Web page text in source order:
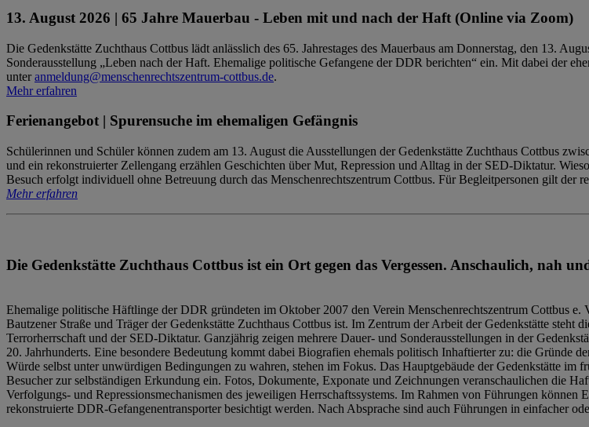
13. August 2026 | 65 Jahre Mauerbau - Leben mit und nach der Haft (Online via Zoom)
Die Gedenkstätte Zuchthaus Cottbus lädt anlässlich des 65. Jahrestages des Mauerbaus am Donnerstag, den 13.
Sonderausstellung „Leben nach der Haft. Ehemalige politische Gefangene der DDR berichten“ ein. Mit dabei der
unteranmeldung@menschenrechtszentrum-cottbus.de.
Mehr erfahren
Ferienangebot | Spurensuche im ehemaligen Gefängnis
Schülerinnen und Schüler können zudem am 13. August die Ausstellungen der Gedenkstätte Zuchthaus Cottbus
und ein rekonstruierter Zellengang erzählen Geschichten über Mut, Repression und Alltag in der SED-Diktatur.
Besuch erfolgt individuell ohne Betreuung durch das Menschenrechtszentrum Cottbus. Für Begleitpersonen gilt der
Mehr erfahren
Die Gedenkstätte Zuchthaus Cottbus ist ein Ort gegen das Vergessen. Anschaulich, nah
Ehemalige politische Häftlinge der DDR gründeten im Oktober 2007 den Verein Menschenrechtszentrum Cottbus
Bautzener Straße und Träger der Gedenkstätte Zuchthaus Cottbus ist. Im Zentrum der Arbeit der Gedenkstätte
Terrorherrschaft und der SED-Diktatur. Ganzjährig zeigen mehrere Dauer- und Sonderausstellungen in der
20. Jahrhunderts. Eine besondere Bedeutung kommt dabei Biografien ehemals politisch Inhaftierter zu: die Gründe
Würde selbst unter unwürdigen Bedingungen zu wahren, stehen im Fokus. Das Hauptgebäude der Gedenkstätte
Besucher zur selbständigen Erkundung ein. Fotos, Dokumente, Exponate und Zeichnungen veranschaulichen die
Verfolgungs- und Repressionsmechanismen des jeweiligen Herrschaftssystems. Im Rahmen von Führungen
rekonstruierte DDR-Gefangenentransporter besichtigt werden. Nach Absprache sind auch Führungen in einfacher